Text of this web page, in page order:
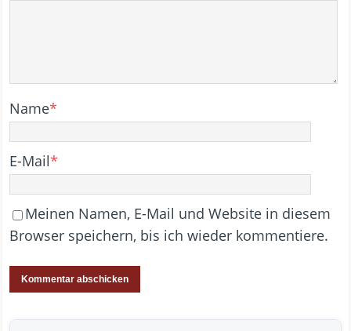
Name*
E-Mail*
Meinen Namen, E-Mail und Website in diesem
Browser speichern, bis ich wieder kommentiere.